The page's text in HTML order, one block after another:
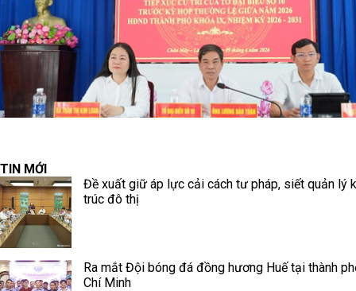
TIN MỚI
Đề xuất giữ áp lực cải cách tư pháp, siết quản lý
trúc đô thị
Ra mắt Đội bóng đá đồng hương Huế tại thành
Chí Minh